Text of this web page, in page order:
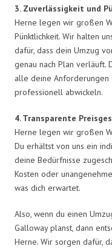
3. Zuverlässigkeit und
Herne legen wir großen
Pünktlichkeit. Wir halten
dafür, dass dein Umzug
genau nach Plan verläuft.
alle deine
professionell abwickeln.
4. Transparente
Herne legen wir großen
Du erhältst von uns ein
deine Bedürfnisse
Kosten oder
was dich erwartet.
Also, wenn du einen
Galloway planst, dann
Herne. Wir sorgen dafür,